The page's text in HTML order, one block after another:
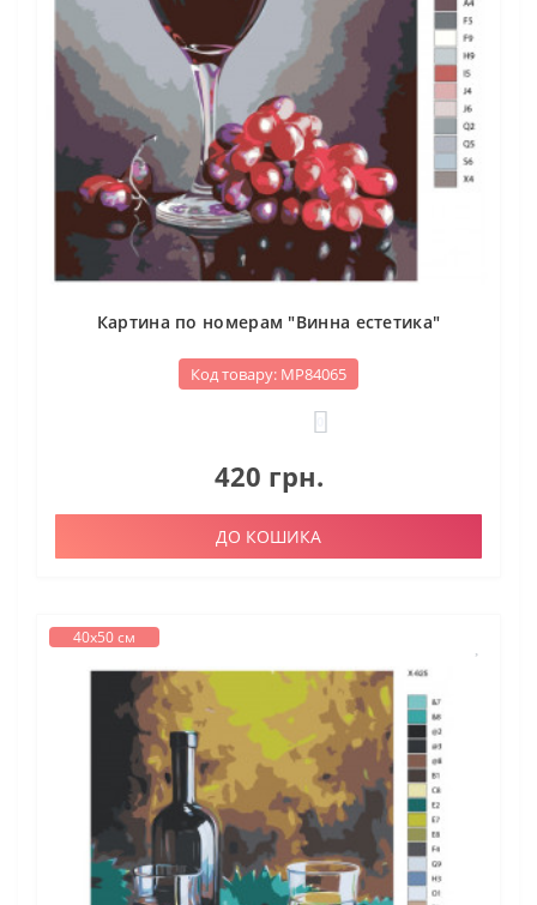
Картина по номерам "Винна естетика"
Код товару: МР84065
420 грн.
ДО КОШИКА
40х50 см